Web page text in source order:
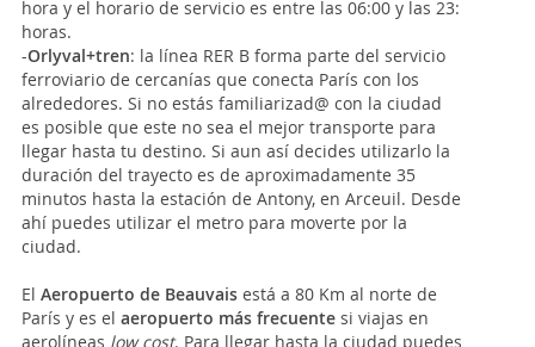
hora y el horario de servicio es entre las 06:00 y las 23:
horas.
-Orlyval+tren: la línea RER B forma parte del servicio
ferroviario de cercanías que conecta París con los
alrededores. Si no estás familiarizad@ con la ciudad
es posible que este no sea el mejor transporte para
llegar hasta tu destino. Si aun así decides utilizarlo la
duración del trayecto es de aproximadamente 35
minutos hasta la estación de Antony, en Arceuil. Desde
ahí puedes utilizar el metro para moverte por la
ciudad.
El Aeropuerto de Beauvais está a 80 Km al norte de
París y es el aeropuerto más frecuente si viajas en
aerolíneas low cost. Para llegar hasta la ciudad puedes